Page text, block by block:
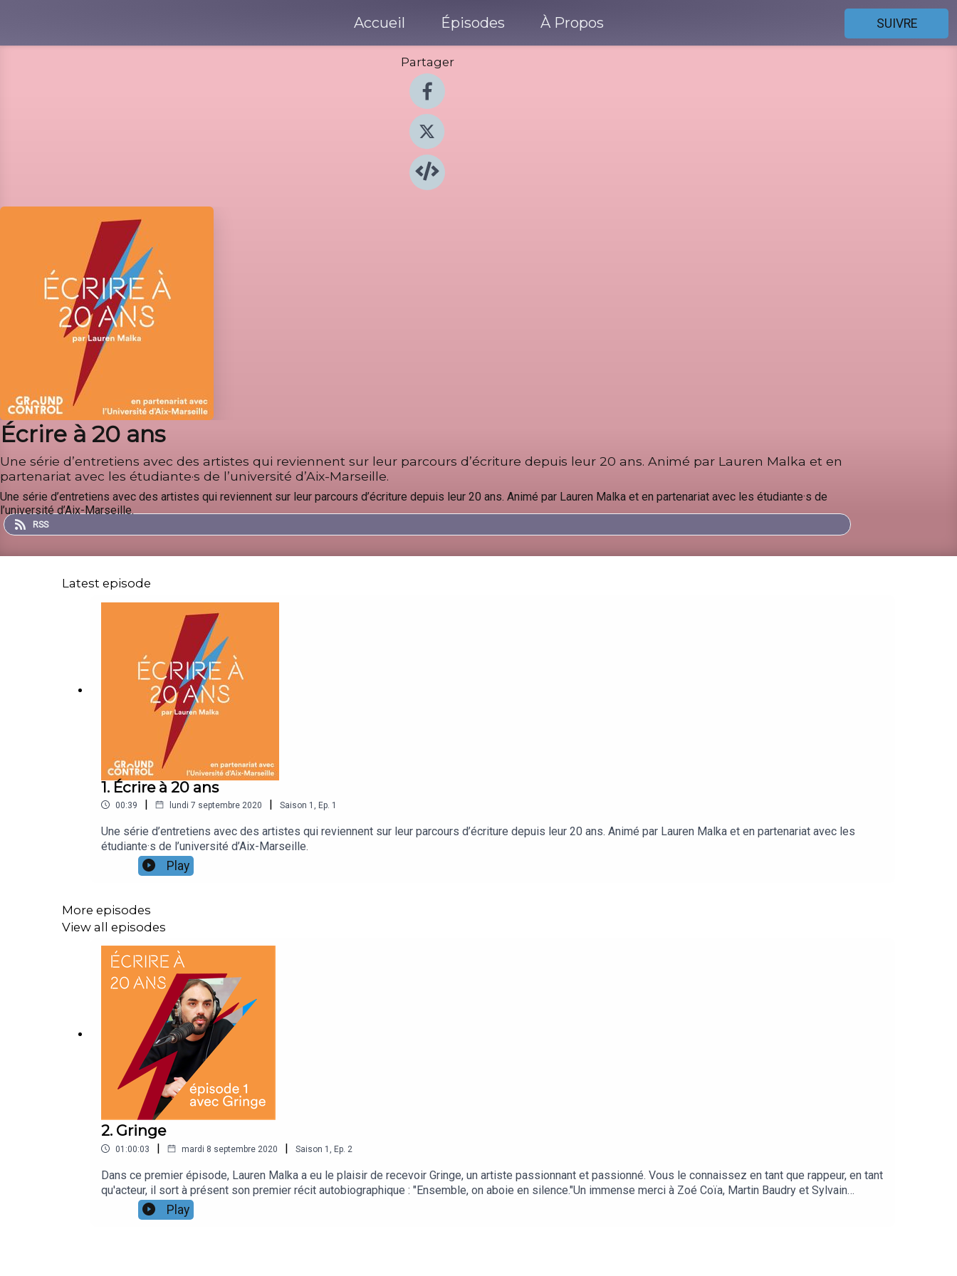
Accueil Épisodes À Propos SUIVRE
Partager
Écrire à 20 ans
Une série d’entretiens avec des artistes qui reviennent sur leur parcours d’écriture depuis leur 20 ans. Animé par Lauren Malka et en
partenariat avec les étudiante·s de l’université d’Aix-Marseille.
Une série d’entretiens avec des artistes qui reviennent sur leur parcours d’écriture depuis leur 20 ans. Animé par Lauren Malka et en partenariat avec les étudiante·s de
l’université d’Aix-Marseille.
RSS
Latest episode
1. Écrire à 20 ans
00:39 | lundi 7 septembre 2020 | Saison 1 Ep. 1
Une série d’entretiens avec des artistes qui reviennent sur leur parcours d’écriture depuis leur 20 ans. Animé par Lauren Malka et en partenariat avec les
étudiante·s de l’université d’Aix-Marseille.
Play
More episodes
View all episodes
2. Gringe
01:00:03 | mardi 8 septembre 2020 | Saison 1 Ep. 2
Dans ce premier épisode, Lauren Malka a eu le plaisir de recevoir Gringe, un artiste passionnant et passionné. Vous le connaissez en tant que rappeur, en tant
qu'acteur, il sort à présent son premier récit autobiographique : "Ensemble, on aboie en silence."Un immense merci à Zoé Coïa, Martin Baudry et Sylvain
Gouton. Merci à leur professeur Jean-Marc Quaranta qui dirige le master d'écriture créative de l'université d'Aix Marseille, merci aux éditions Harper et aux
producteurs Wagram.
Play